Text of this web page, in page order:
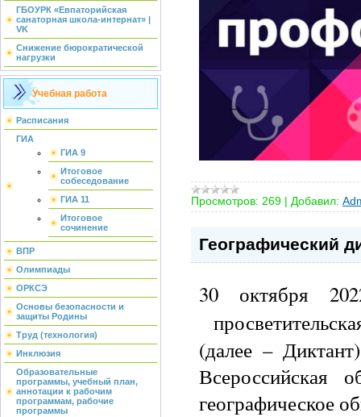
ГБОУРК «Евпаторийская
санаторная школа-интернат» |
VK
Снижение бюрократической
нагрузки
Учебная работа
Расписания
ГИА
ГИА 9
Итоговое
собеседование
ГИА 11
Итоговое
сочинение
ВПР
Олимпиады
ОРКСЭ
Основы безопасности и
защиты Родины
Труд (технология)
Инклюзия
Образовательные
программы, учебный план,
аннотации к рабочим
программам, рабочие
программы
Просмотров: 269 | Добавил:
Географический
30 октября
(далее –
Всероссийская
географическое